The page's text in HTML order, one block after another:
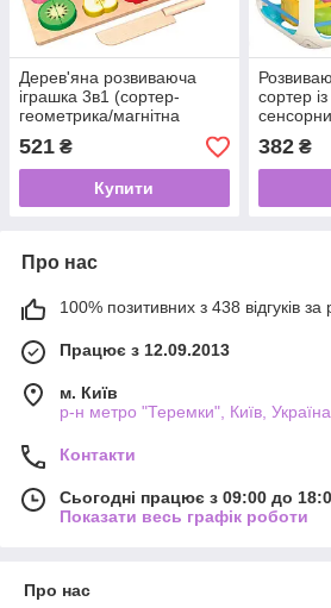
Дерев'яна розвиваюча
іграшка 3в1 (сортер-
геометрика/магнітна
рибалка/фрукти на
магнітах) арт. 68379
521 ₴
Купити
сортер
608-99
382₴
Про нас
100% позитивних з 438 відгуків за
Працює з 12.09.2013
м. Київ
р-н метро "Теремки", Київ, Україна
Контакти
Сьогодні працює з 09:00 до
Показати весь графік роботи
Про нас